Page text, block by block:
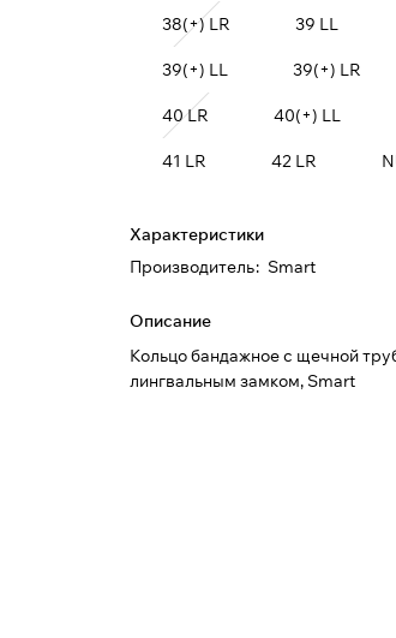
38(+) LR 39 LL
39(+) LL 39(+) LR
40 LR 40(+) LL
41 LR 42 LR
Характеристики
Производитель: Smart
Описание
Кольцо бандажное с щечной
лингвальным замком, Smart